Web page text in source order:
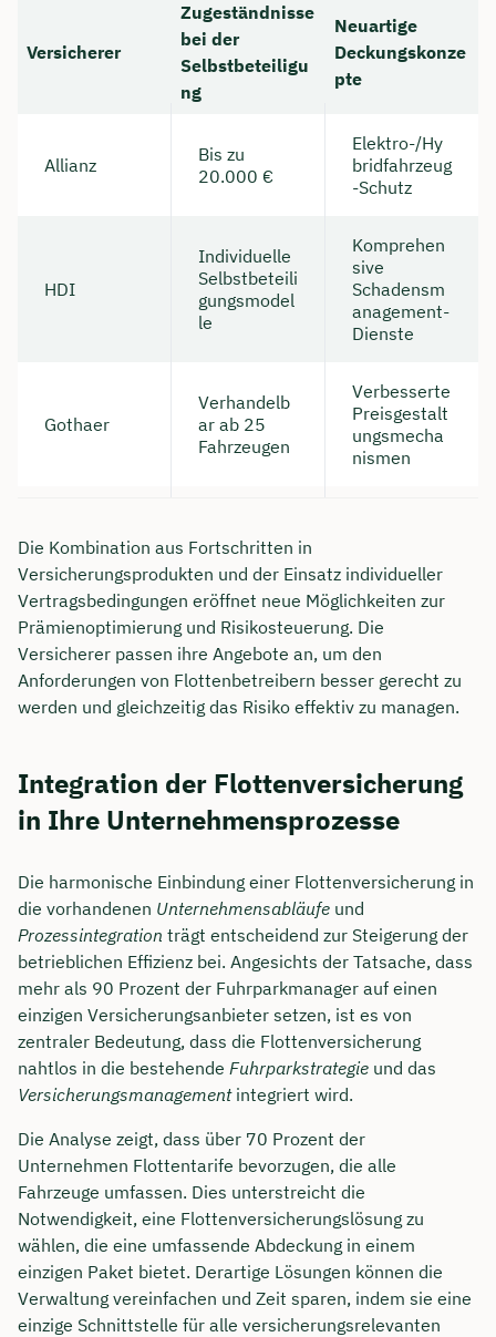
Versicherer
Zugeständnisse
bei der
Selbstbeteiligu
ng
Neuartige
Deckungskonze
pte
Allianz
Bis zu
20.000 €
Elektro-/Hy
bridfahrzeug
-Schutz
HDI
Individuelle
Selbstbeteili
gungsmodel
le
Komprehen
sive
Schadensm
anagement-
Dienste
Gothaer
Verhandelb
ar ab 25
Fahrzeugen
Verbesserte
Preisgestalt
ungsmecha
nismen
Die Kombination aus Fortschritten in
Versicherungsprodukten und der Einsatz individueller
Vertragsbedingungen eröffnet neue Möglichkeiten zur
Prämienoptimierung und Risikosteuerung. Die
Versicherer passen ihre Angebote an, um den
Anforderungen von Flottenbetreibern besser gerecht zu
werden und gleichzeitig das Risiko effektiv zu managen.
Integration der Flottenversicherung
in Ihre Unternehmensprozesse
Die harmonische Einbindung einer Flottenversicherung in
die vorhandenen Unternehmensabläufe und
Prozessintegration trägt entscheidend zur Steigerung der
betrieblichen Effizienz bei. Angesichts der Tatsache, dass
mehr als 90 Prozent der Fuhrparkmanager auf einen
einzigen Versicherungsanbieter setzen, ist es von
zentraler Bedeutung, dass die Flottenversicherung
nahtlos in die bestehende Fuhrparkstrategie und das
Versicherungsmanagementintegriert wird.
Die Analyse zeigt, dass über 70 Prozent der
Unternehmen Flottentarife bevorzugen, die alle
Fahrzeuge umfassen. Dies unterstreicht die
Notwendigkeit, eine Flottenversicherungslösung zu
wählen, die eine umfassende Abdeckung in einem
einzigen Paket bietet. Derartige Lösungen können die
Verwaltung vereinfachen und Zeit sparen, indem sie eine
einzige Schnittstelle für alle versicherungsrelevanten